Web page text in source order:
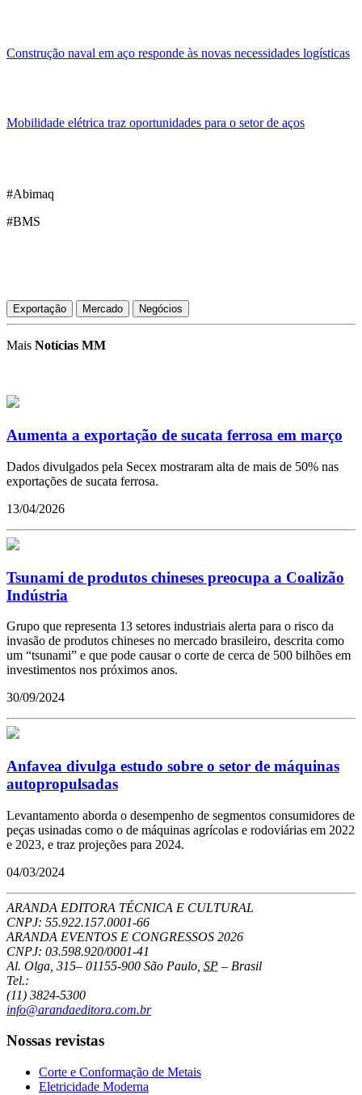
Construção naval em aço responde às novas necessidades logísticas
Mobilidade elétrica traz oportunidades para o setor de aços
#Abimaq
#BMS
Exportação Mercado Negócios
Mais Notícias MM
Aumenta a exportação de sucata ferrosa em março
Dados divulgados pela Secex mostraram alta de mais de 50% nas
exportações de sucata ferrosa.
13/04/2026
Tsunami de produtos chineses preocupa a Coalizão
Indústria
Grupo que representa 13 setores industriais alerta para o risco da
invasão de produtos chineses no mercado brasileiro, descrita como
um “tsunami” e que pode causar o corte de cerca de 500 bilhões em
investimentos nos próximos anos.
30/09/2024
Anfavea divulga estudo sobre o setor de máquinas
autopropulsadas
Levantamento aborda o desempenho de segmentos consumidores de
peças usinadas como o de máquinas agrícolas e rodoviárias em 2022
e 2023, e traz projeções para 2024.
04/03/2024
ARANDA EDITORA TÉCNICA E CULTURAL
CNPJ: 55.922.157.0001-66
ARANDA EVENTOS E CONGRESSOS 2026
CNPJ: 03.598.920/0001-41
Al. Olga, 315– 01155-900 São Paulo SP – Brasil
Tel.:
(11) 3824-5300
info@arandaeditora.com.br
Nossas revistas
Corte e Conformação de Metais
Eletricidade Moderna